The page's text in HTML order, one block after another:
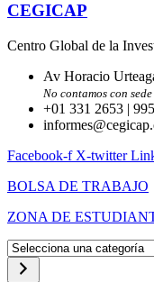
CEGICAP
Centro Global de la
Av Horacio
No contamos con
+01 331 2653 |
Facebook-f X-twitter
BOLSA DE TRABAJO
ZONA DE
Selecciona
una
categoría